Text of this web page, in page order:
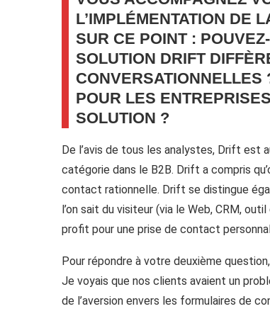
L’IMPLÉMENTATION DE
SUR CE POINT :
SOLUTION DRIFT
CONVERSATIONNELLES
POUR LES
SOLUTION ?
De l’avis de tous les analystes, Drift est
catégorie dans le B2B. Drift a compris
contact rationnelle. Drift se distingue
l’on sait du visiteur (via le Web, CRM,
profit pour une prise de contact
Pour répondre à votre deuxième
Je voyais que nos clients avaient un
de l’aversion envers les formulaires de